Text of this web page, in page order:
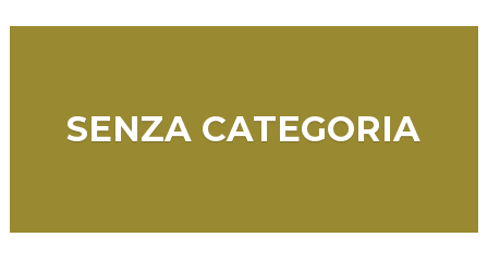
SENZA CATEGORIA